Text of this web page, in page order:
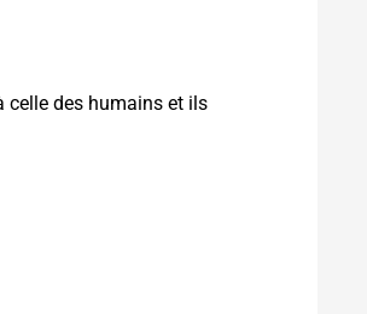
celle des humains et ils